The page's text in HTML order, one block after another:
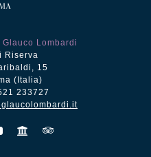
Lombardi
Riserva
15
(Italia)
233727